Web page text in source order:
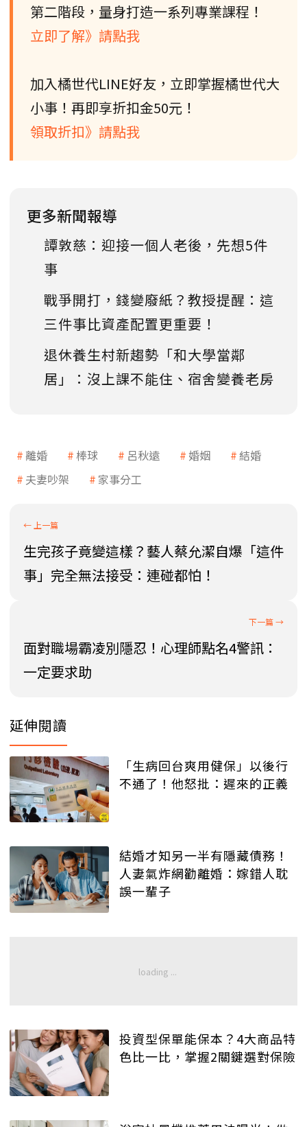
第二階段，量身打造一系列專業課程！
立即了解》請點我
加入橘世代LINE好友，立即掌握橘世代大
小事！再即享折扣金50元！
領取折扣》請點我
更多新聞報導
譚敦慈：迎接一個人老後，先想5件
事
戰爭開打，錢變廢紙？教授提醒：這
三件事比資產配置更重要！
退休養生村新趨勢「和大學當鄰
居」：沒上課不能住、宿舍變養老房
離婚 棒球 呂秋遠 婚姻
結婚
夫妻吵架
家事分工
生完孩子竟變這樣？藝人蔡允潔自爆「這件
事」完全無法接受：連碰都怕！
面對職場霸凌別隱忍！心理師點名4警訊：
一定要求助
延伸閱讀
「生病回台爽用健保」以後行
不通了！他怒批：遲來的正義
結婚才知另一半有隱藏債務！
人妻氣炸網勸離婚：嫁錯人耽
誤一輩子
投資型保單能保本？4大商品特
色比一比，掌握2關鍵選對保險